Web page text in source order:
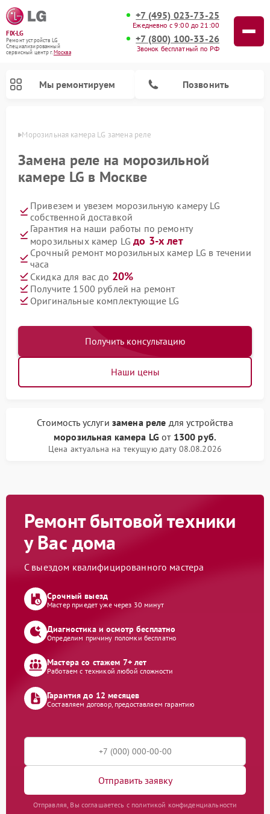
FIX-LG
Ремонт устройств LG
Специализированный
cервисный центр г.Москва
+7 (495) 023-73-25
Ежедневно с 9:00 до 21:00
+7 (800) 100-33-26
Звонок бесплатный по РФ
Мы ремонтируем Позвонить
Морозильная камера LG замена реле
Замена реле на морозильной
камере LG в Москве
Привезем и увезем морозильную камеру LG
собственной доставкой
Гарантия на наши работы по ремонту
морозильных камер LGдо 3-х лет
Срочный ремонт морозильных камер LG в течении
часа
Скидка для вас до 20%
Получите 1500 рублей на ремонт
Оригинальные комплектующие LG
Получить консультацию
Наши цены
Стоимость услуги замена реле для устройства
морозильная камера LG от 1300 руб.
Цена актуальна на текущую дату 08.08.2026
Ремонт бытовой техники
у Вас дома
С выездом квалифицированного мастера
Срочный выезд
Мастер приедет уже через 30 минут
Диагностика и осмотр бесплатно
Определим причину поломки бесплатно
Мастера со стажем 7+ лет
Работаем с техникой любой сложности
Гарантия до 12 месяцев
Составляем договор, предоставляем гарантию
Отправить заявку
Отправляя, Вы соглашаетесь с политикой конфиденциальности